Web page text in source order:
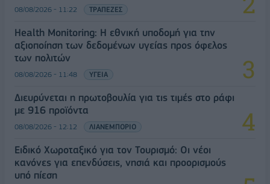
08/08/2026 - 11:22 ΤΡΑΠΕΖΕΣ
Health Monitoring: Η εθνική υποδομή για την
αξιοποίηση των δεδομένων υγείας προς όφελος
των πολιτών
08/08/2026 - 11:48 ΥΓΕΙΑ
Διευρύνεται η πρωτοβουλία για τις τιμές στο ράφι
με 916 προϊόντα
08/08/2026 - 12:12 ΛΙΑΝΕΜΠΟΡΙΟ
Ειδικό Χωροταξικό για τον Τουρισμό: Οι νέοι
κανόνες για επενδύσεις, νησιά και προορισμούς
υπό πίεση